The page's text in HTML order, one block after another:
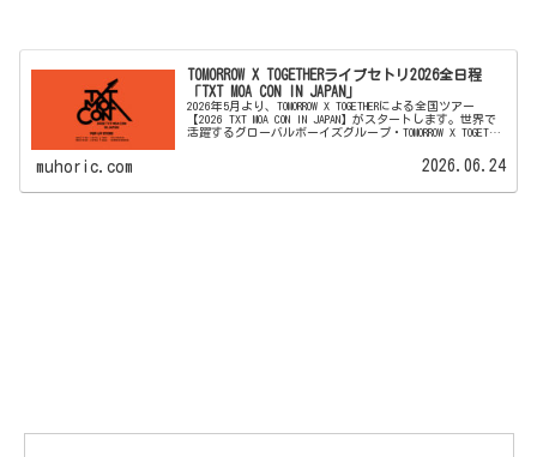
TOMORROW X TOGETHERライブセトリ2026全日程
「TXT MOA CON IN JAPAN」
2026年5月より、TOMORROW X TOGETHERによる全国ツアー
【2026 TXT MOA CON IN JAPAN】がスタートします。世界で
活躍するグローバルボーイズグループ・TOMORROW X TOGETHER
muhoric.com 2026.06.24